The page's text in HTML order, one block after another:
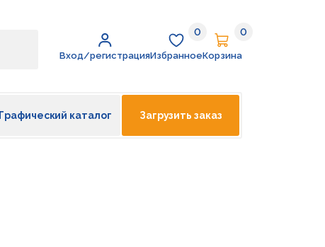
Вход/регистрация
Избранное
0
Избранное
Корзина
0
Корзина
Графический каталог Загрузить заказ